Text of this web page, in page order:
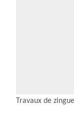
Travaux de